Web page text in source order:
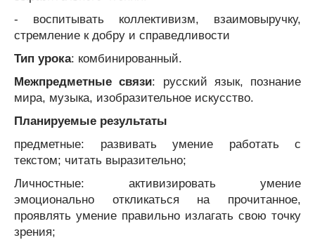
- воспитывать коллективизм, взаимовыручку,
стремление к добру и справедливости
Тип урока: комбинированный.
Межпредметные связи: русский язык, познание
мира, музыка, изобразительное искусство.
Планируемые результаты
предметные: развивать умение работать с
текстом; читать выразительно;
Личностные: активизировать умение
эмоционально откликаться на прочитанное,
проявлять умение правильно излагать свою точку
зрения;